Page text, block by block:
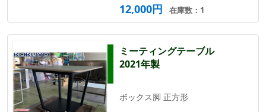
12,000円 在庫数：1
ミーティングテーブル
2021年製
ボックス脚 正方形